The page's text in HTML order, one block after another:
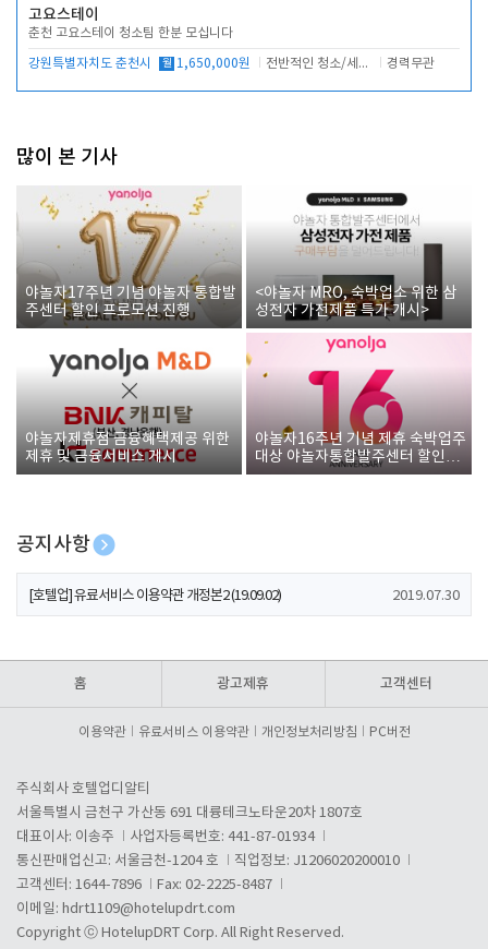
고요스테이
춘천 고요스테이 청소팀 한분 모십니다
강원특별자치도 춘천시 월 1,650,000원 전반적인 청소/세탁업무 경력무관
많이 본 기사
야놀자17주년 기념 야놀자 통합발
주센터 할인 프로모션 진행
<야놀자 MRO, 숙박업소 위한 삼
성전자 가전제품 특가 개시>
야놀자제휴점 금융혜택제공 위한
제휴 및 금융서비스 게시
야놀자16주년 기념 제휴 숙박업주
대상 야놀자통합발주센터 할인쿠
폰 증정
공지사항
[호텔업] 개인정보 처리방침 개정본1 (19.09.02)
[호텔업] 유료서비스 이용약관 개정본2 (19.09.02) 2019.07.30
홈 광고제휴 고객센터
이용약관 유료서비스 이용약관 개인정보처리방침 PC버전
주식회사 호텔업디알티
서울특별시 금천구 가산동 691 대륭테크노타운20차 1807호
대표이사: 이송주
사업자등록번호: 441-87-01934
통신판매업신고: 서울금천-1204 호
직업정보: J1206020200010
고객센터: 1644-7896
Fax: 02-2225-8487
이메일: hdrt1109@hotelupdrt.com
Copyright ⓒ HotelupDRT Corp. All Right Reserved.